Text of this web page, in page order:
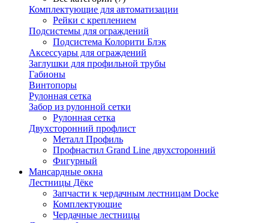
Комплектующие для автоматизации
Рейки с креплением
Подсистемы для ограждений
Подсистема Колорити Блэк
Аксессуары для ограждений
Заглушки для профильной трубы
Габионы
Винтопоры
Рулонная сетка
Забор из рулонной сетки
Рулонная сетка
Двухсторонний профлист
Металл Профиль
Профнастил Grand Line двухсторонний
Фигурный
Мансардные окна
Лестницы Дёке
Запчасти к чердачным лестницам Docke
Комплектующие
Чердачные лестницы